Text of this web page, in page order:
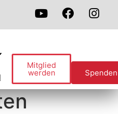
Mitglied
werden Spenden